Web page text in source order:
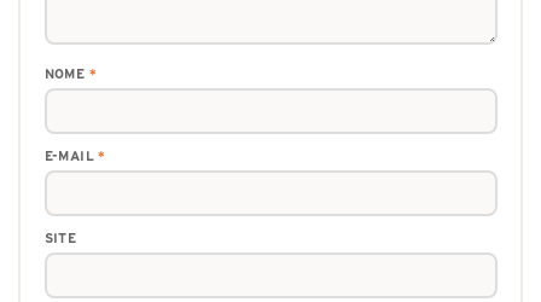
NOME *
E-MAIL*
SITE